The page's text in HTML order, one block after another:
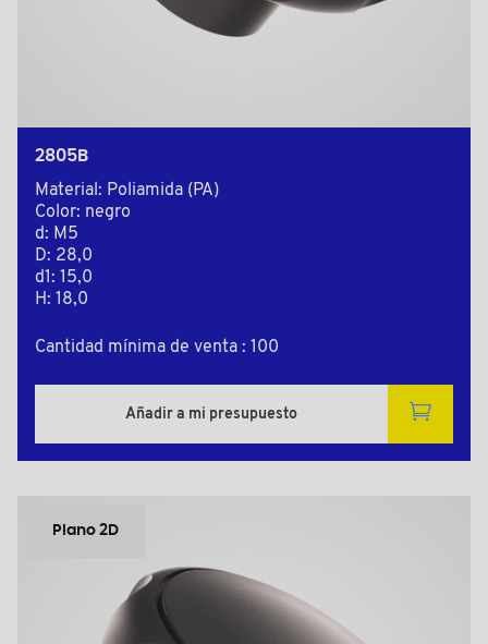
2805B
Material: Poliamida (PA)
Color: negro
d: M5
D: 28,0
d1: 15,0
H: 18,0
Cantidad mínima de venta : 100
Añadir a mi presupuesto
Plano 2D